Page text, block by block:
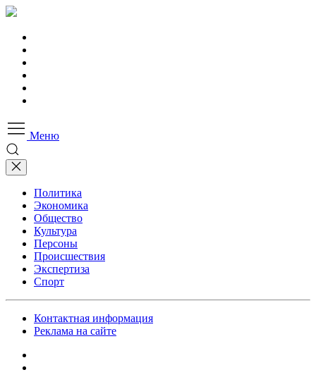
Меню
Политика
Экономика
Общество
Культура
Персоны
Происшествия
Экспертиза
Спорт
Контактная информация
Реклама на сайте